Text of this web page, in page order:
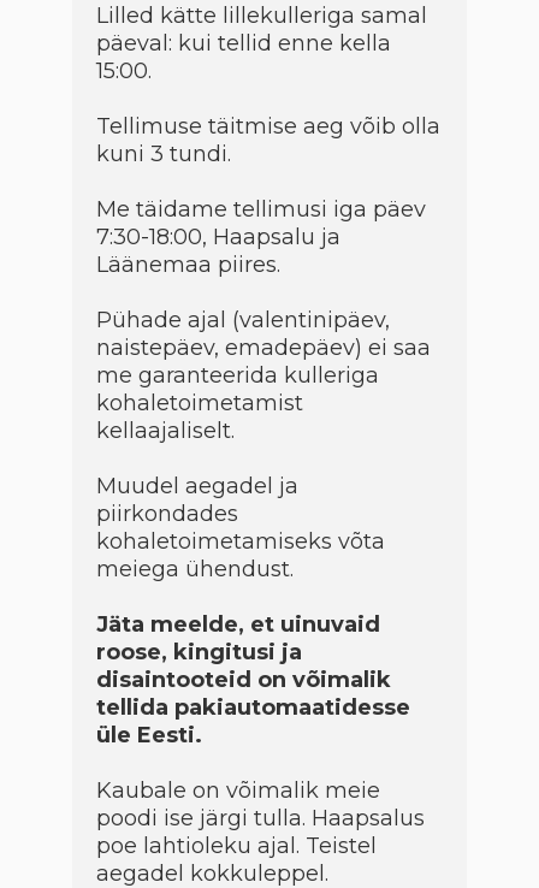
Lilled kätte lillekulleriga samal
päeval: kui tellid enne kella
15:00.
Tellimuse täitmise aeg võib olla
kuni 3 tundi.
Me täidame tellimusi iga päev
7:30-18:00, Haapsalu ja
Läänemaa piires.
Pühade ajal (valentinipäev,
naistepäev, emadepäev) ei saa
me garanteerida kulleriga
kohaletoimetamist
kellaajaliselt.
Muudel aegadel ja
piirkondades
kohaletoimetamiseks võta
meiega ühendust.
Jäta meelde, et uinuvaid
roose, kingitusi ja
disaintooteid on võimalik
tellida pakiautomaatidesse
üle Eesti.
Kaubale on võimalik meie
poodi ise järgi tulla. Haapsalus
poe lahtioleku ajal. Teistel
aegadel kokkuleppel.